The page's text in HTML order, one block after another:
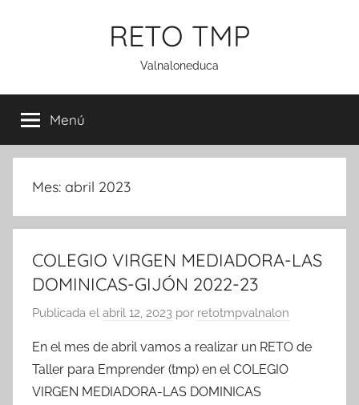
RETO TMP
Valnaloneduca
Menú
Mes: abril 2023
COLEGIO VIRGEN MEDIADORA-LAS
DOMINICAS-GIJÓN 2022-23
Publicada el abril 12, 2023 por retotmpvalnalon
En el mes de abril vamos a realizar un RETO de
Taller para Emprender (tmp) en el COLEGIO
VIRGEN MEDIADORA-LAS DOMINICAS